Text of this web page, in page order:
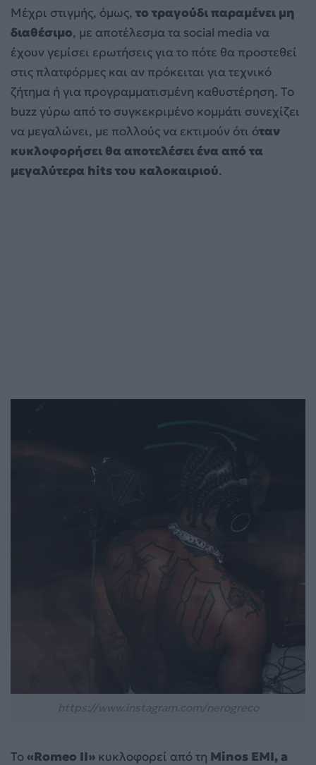
Μέχρι στιγμής, όμως, το τραγούδι παραμένει μη
διαθέσιμο, με αποτέλεσμα τα social media να
έχουν γεμίσει ερωτήσεις για το πότε θα προστεθεί
στις πλατφόρμες και αν πρόκειται για τεχνικό
ζήτημα ή για προγραμματισμένη καθυστέρηση. Το
buzz γύρω από το συγκεκριμένο κομμάτι συνεχίζει
να μεγαλώνει, με πολλούς να εκτιμούν ότι όταν
κυκλοφορήσει θα αποτελέσει ένα από τα
μεγαλύτερα hits του καλοκαιριού.
Το«Romeo II» κυκλοφορεί από τη Minos EMI, a